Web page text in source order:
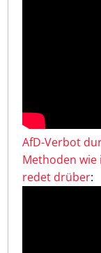
AfD-Verbot
Methoden wie
redet drüber: